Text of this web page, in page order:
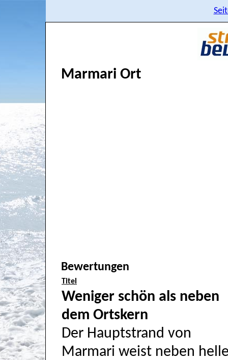
Marmari Ort
Bewertungen
Titel
Weniger schön als neben
dem Ortskern
Der Hauptstrand von
Marmari weist neben